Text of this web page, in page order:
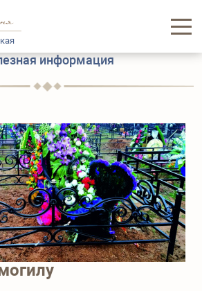
Главная
Услуги
Доставка и логистика
Информация
О нас
информация